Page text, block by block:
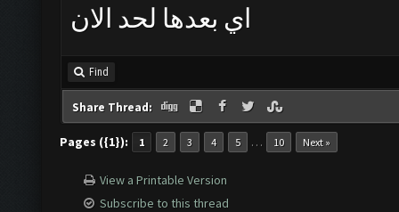
اي بعدها لحد الان
Find
Share Thread:
Pages ({1}): 1 2 3 4 5 … 10 Next »
View a Printable Version
Subscribe to this thread